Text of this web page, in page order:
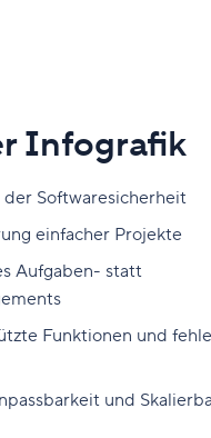
Infografik
Softwaresicherheit
einfacher Projekte
Aufgaben- statt
Funktionen und
und